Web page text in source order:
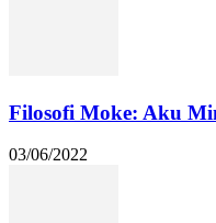
Filosofi Moke: Aku
03/06/2022